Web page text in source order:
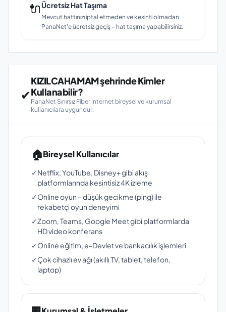
🔌Ücretsiz Hat Taşıma
Mevcut hattınızı iptal etmeden ve kesinti olmadan
PanaNet'e ücretsiz geçiş – hat taşıma yapabilirsiniz.
✔
KIZILCAHAMAM şehrinde Kimler
Kullanabilir?
PanaNet Sınırsız Fiber İnternet bireysel ve kurumsal
kullanıcılara uygundur.
🏠Bireysel Kullanıcılar
✓Netflix, YouTube, Disney+ gibi akış
platformlarında kesintisiz 4K izleme
✓Online oyun – düşük gecikme (ping) ile
rekabetçi oyun deneyimi
✓Zoom, Teams, Google Meet gibi platformlarda
HD video konferans
✓Online eğitim, e-Devlet ve bankacılık işlemleri
✓Çok cihazlı ev ağı (akıllı TV, tablet, telefon,
laptop)